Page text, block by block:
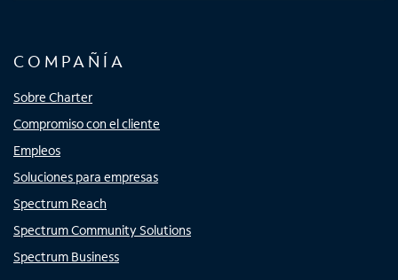
COMPAÑÍA
Sobre Charter
Compromiso con el cliente
Empleos
Soluciones para empresas
Spectrum Reach
Spectrum Community Solutions
Spectrum Business